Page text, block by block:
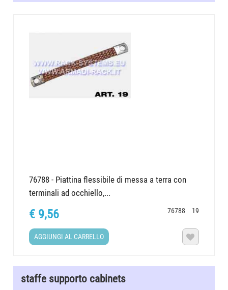
76788 - Piattina flessibile di messa a terra con
terminali ad occhiello,...
76788 19
€ 9,56
AGGIUNGI AL CARRELLO 
staffe supporto cabinets